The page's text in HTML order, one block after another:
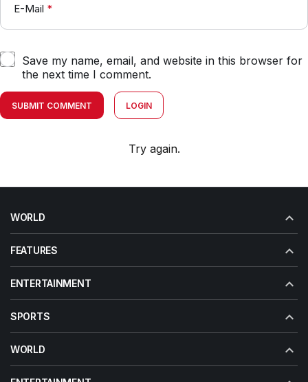
E-Mail *
Save my name, email, and website in this browser for
the next time I comment.
SUBMIT COMMENT LOGIN
Try again.
WORLD
FEATURES
ENTERTAINMENT
SPORTS
WORLD